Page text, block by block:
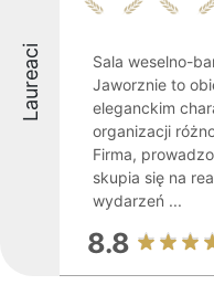
Laureaci
Sala weselno-
Jaworznie to
eleganckim
organizacji
Firma,
skupia się na
wydarzeń ...
8.8